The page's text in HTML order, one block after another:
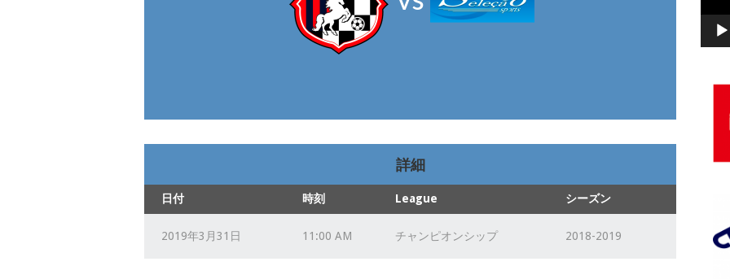
詳細
日付 時刻 League シーズン
2019年3月31日 11:00 AM チャンピオンシップ 2018-2019
ヤ